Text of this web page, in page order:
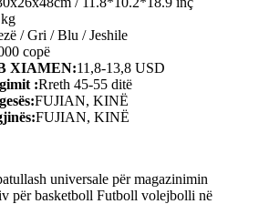
/ Gri / Blu / Jeshile
copë
XIAMEN:11,8-13,8 USD
:Rreth 45-55 ditë
FUJIAN, KINË
FUJIAN, KINË